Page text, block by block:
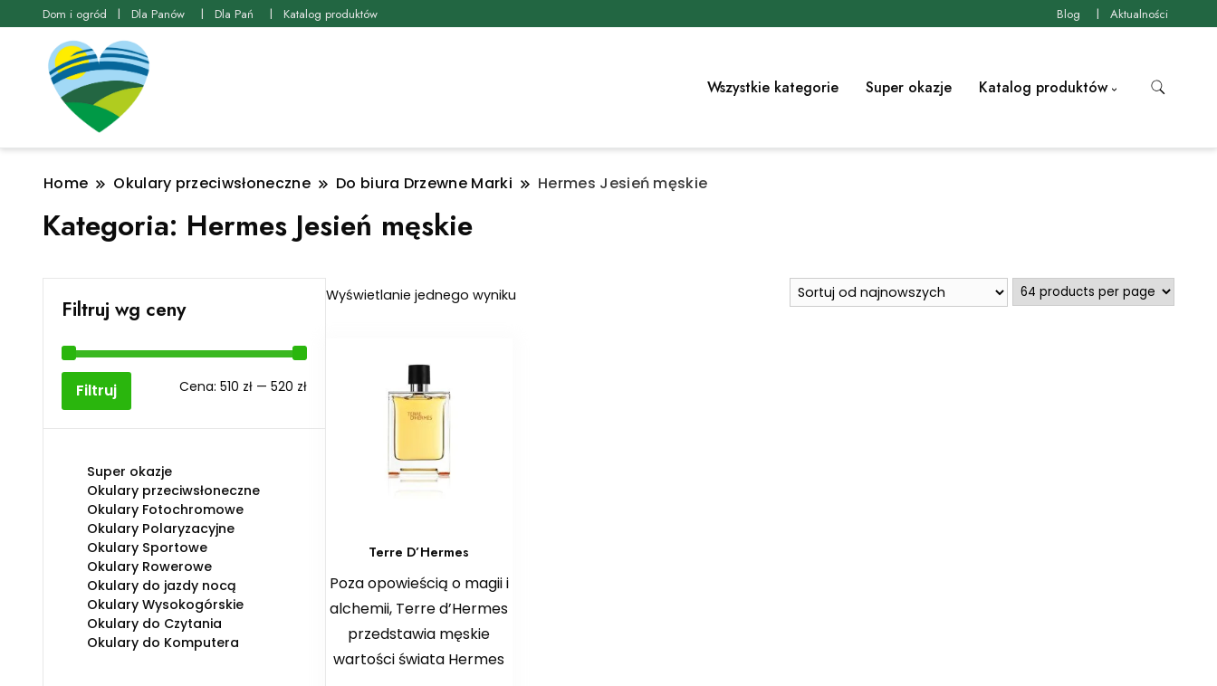
Dom i ogród Dla Panów Dla Pań Katalog produktów Blog Aktualności
Wszystkie kategorie Super okazje Katalog produktów
Home Okulary przeciwsłoneczne Do biura Drzewne Marki Hermes Jesień męskie
Kategoria: Hermes Jesień męskie
Wyświetlanie jednego wyniku
Terre D’Hermes
Poza opowieścią o magii i
alchemii, Terre d’Hermes
przedstawia męskie
wartości świata Hermes
Filtruj wg ceny
Cena
Cena
Filtruj Cena: 510 zł— 520 zł
Super okazje
Okulary przeciwsłoneczne
Okulary Fotochromowe
Okulary Polaryzacyjne
Okulary Sportowe
Okulary Rowerowe
Okulary do jazdy nocą
Okulary Wysokogórskie
Okulary do Czytania
Okulary do Komputera